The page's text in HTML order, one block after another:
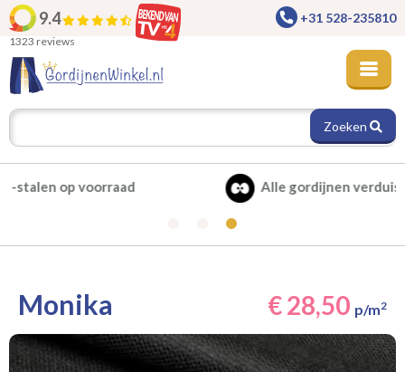
9.4
1323 reviews
+31 528-235810
Zoeken
Alle gordijnen verduisterend leverbaar
Monika € 28,50 p/m2